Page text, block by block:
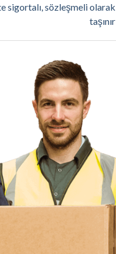
sigortalı, sözleşmeli olarak
taşınır